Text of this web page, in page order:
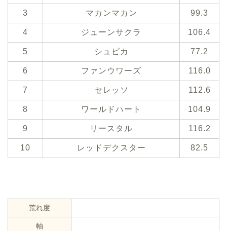
3 マカンマカン 99.3
4 ジューンサクラ 106.4
5 シュピカ 77.2
6 ファンウワーズ 116.0
7 セレッソ 112.6
8 ワールドハート 104.9
9 リースタル 116.2
10 レッドデクスター 82.5
荒れ度
軸